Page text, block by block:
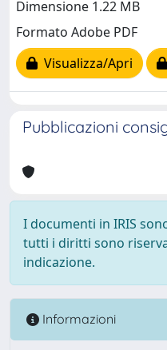
Dimensione 1.22 MB
Formato Adobe PDF
Visualizza/Apri
Pubblicazioni
I documenti in IRIS
tutti i diritti sono
indicazione.
Informazioni